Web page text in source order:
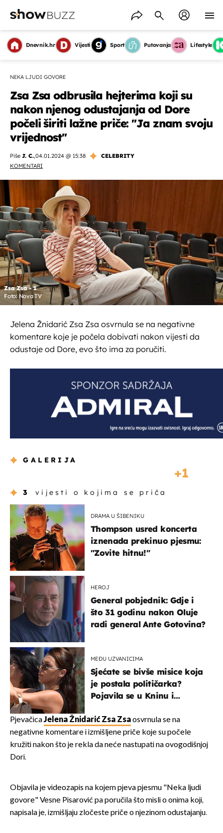
Dnevnik.hr Vijesti Sport Putovanja Lifestyle
NEKA LJUDI GOVORE
Zsa Zsa odbrusila hejterima koji su
nakon njenog odustajanja od Dore
počeli širiti lažne priče: ''Ja znam svoju
vrijednost''
Piše J. C.,04.01.2024 @ 15:38
CELEBRITY
KOMENTARI
Zsa Zsa - 1
Foto: Nova TV
Jelena Žnidarić Zsa Zsa osvrnula se na negativne
komentare koje je počela dobivati nakon vijesti da
odustaje od Dore, evo što ima za poručiti.
GALERIJA
1
3 vijesti o kojima se priča
DRAMA U ŠIBENIKU
Thompson usred koncerta
iznenada prekinuo pjesmu:
"Zovite hitnu!"
HEROJ
General pobjednik: Gdje i
što 31 godinu nakon Oluje
radi general Ante Gotovina?
MEĐU UZVANICIMA
Sjećate se bivše misice koja
je postala političarka?
Pojavila se u Kninu i
PjevačicaJelena Žnidarić Zsa Zsaosvrnula se na
negativne komentare i izmišljene priče koje su počele
kružiti nakon što je rekla da neće nastupati na ovogodišnjoj
Dori.
Objavila je videozapis na kojem pjeva pjesmu "Neka ljudi
govore" Vesne Pisarović pa poručila što misli o onima koji,
napisala je, izmišljaju zločeste priče o njezinom odustajanju.
OMOGUĆI OBAVIJESTI